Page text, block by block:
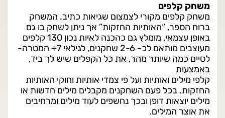
משחק קלפים
משחק קלפים מקורי לצמצום שגיאות כתיב. המשחק
ברוח הספר, “האותיות החזקות” אך ניתן לשחק בו גם
באופן עצמאי, מומלץ גם כהכנה לאיות נכון 130 קלפים
מעוצבים מותאם לכ- 2-6 שחקנים, לגילאי 7+ המטרה-
לסיים כמה שיותר מהר, את כל הקפלים שיש לך ביד,
באמצעות
קלפי מילים ואותיות ועל פי צמדי אותיות וחוקי האותיות
החזקות. בכל פעם השחקנים מקבלים מילים חדשות או
מילים יוצאות דופן ובכך נחשפים לעוד מילים ומרחיבים
את אוצר המילים.